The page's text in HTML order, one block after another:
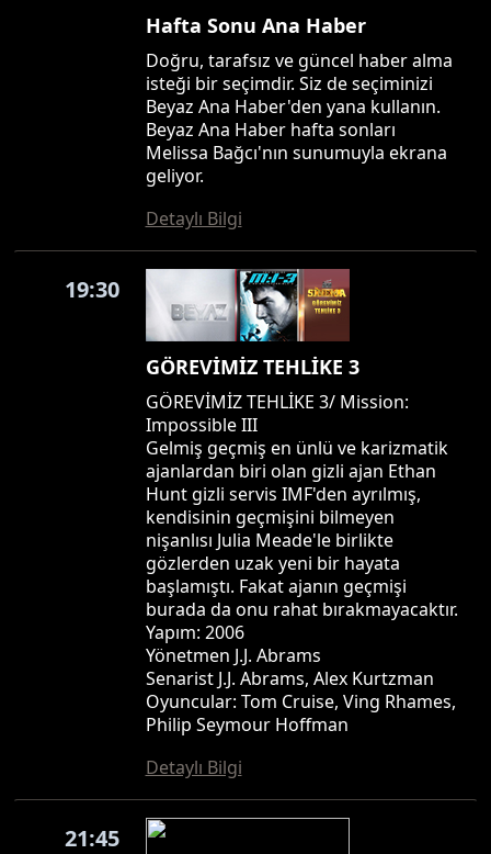
Hafta Sonu Ana Haber
Doğru, tarafsız ve güncel haber alma
isteği bir seçimdir. Siz de seçiminizi
Beyaz Ana Haber'den yana kullanın.
Beyaz Ana Haber hafta sonları
Melissa Bağcı'nın sunumuyla ekrana
geliyor.
Detaylı Bilgi
19:30
GÖREVİMİZ TEHLİKE 3
GÖREVİMİZ TEHLİKE 3/ Mission:
Impossible III
Gelmiş geçmiş en ünlü ve karizmatik
ajanlardan biri olan gizli ajan Ethan
Hunt gizli servis IMF'den ayrılmış,
kendisinin geçmişini bilmeyen
nişanlısı Julia Meade'le birlikte
gözlerden uzak yeni bir hayata
başlamıştı. Fakat ajanın geçmişi
burada da onu rahat bırakmayacaktır.
Yapım: 2006
Yönetmen J.J. Abrams
Senarist J.J. Abrams, Alex Kurtzman
Oyuncular: Tom Cruise, Ving Rhames,
Philip Seymour Hoffman
Detaylı Bilgi
21:45